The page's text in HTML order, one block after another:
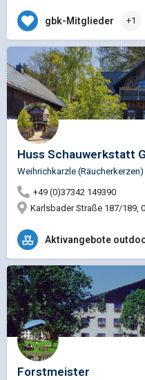
gbk-Mitglieder +1
Huss Schauwerkstatt
+49 (0)37342 149390
Karlsbader Straße 187/189,
Aktivangebote
Forstmeister